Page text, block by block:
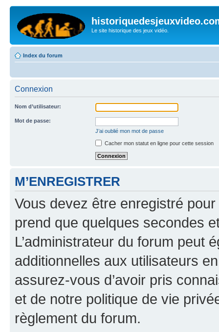
Le site historique des jeux vidéo.
Index du forum
Connexion
Nom d’utilisateur:
Mot de passe:
J’ai oublié mon mot de passe
Cacher mon statut en ligne pour cette session
M’ENREGISTRER
Vous devez être enregistré
prend que quelques secondes
L’administrateur du forum peut
additionnelles aux utilisateurs
assurez-vous d’avoir pris
et de notre politique de vie
règlement du forum.